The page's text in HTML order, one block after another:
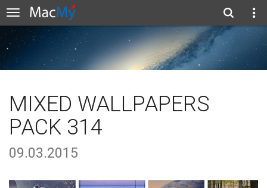
MIXED WALLPAPERS
PACK 314
09.03.2015